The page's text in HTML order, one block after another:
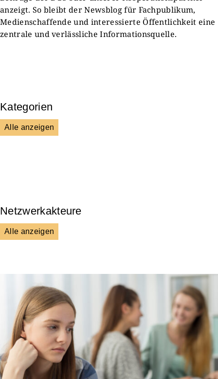
anzeigt. So bleibt der Newsblog für Fachpublikum,
Medienschaffende und interessierte Öffentlichkeit eine
zentrale und verlässliche Informationsquelle.
Kategorien
Alle anzeigen
Netzwerkakteure
Alle anzeigen